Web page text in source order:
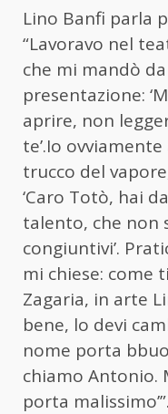
Lino Banfi parla
“Lavoravo nel
che mi mandò
presentazione:
aprire, non
te’.Io
trucco del
‘Caro Totò, hai
talento, che non
congiuntivi’.
mi chiese: come
Zagaria, in arte
bene, lo devi
nome porta
chiamo Antonio.
porta malissimo’”.